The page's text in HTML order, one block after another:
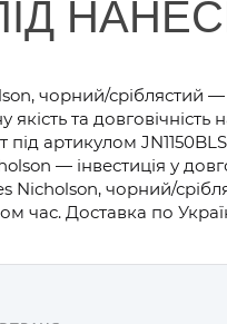
чорний/сріблястий
та довговічність
артикулом
— інвестиція у
Nicholson, чорний/
час. Доставка по